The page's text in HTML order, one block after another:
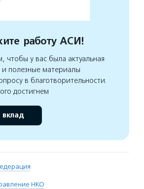
работу АСИ!
чтобы у вас была актуальная
полезные материалы
в благотворительности.
достигнем
вклад
НКО